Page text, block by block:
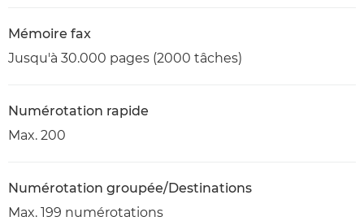
Mémoire fax
Jusqu'à 30.000 pages (2000 tâches)
Numérotation rapide
Max. 200
Numérotation groupée/Destinations
Max. 199 numérotations